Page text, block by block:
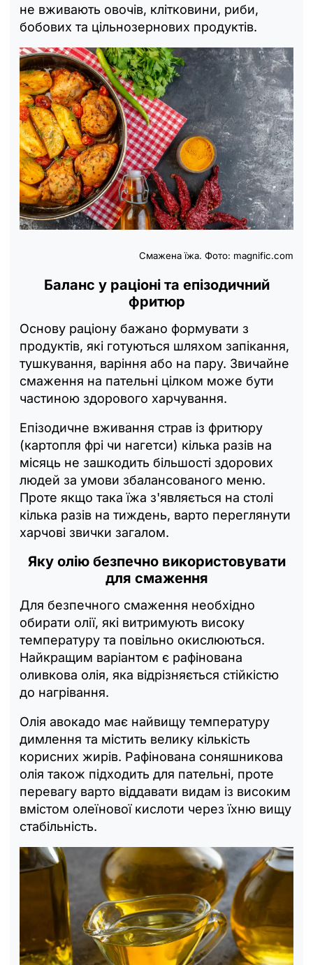
не вживають овочів, клітковини, риби,
бобових та цільнозернових продуктів.
Смажена їжа. Фото: magnific.com
Баланс у раціоні та епізодичний
фритюр
Основу раціону бажано формувати з
продуктів, які готуються шляхом запікання,
тушкування, варіння або на пару. Звичайне
смаження на пательні цілком може бути
частиною здорового харчування.
Епізодичне вживання страв із фритюру
(картопля фрі чи нагетси) кілька разів на
місяць не зашкодить більшості здорових
людей за умови збалансованого меню.
Проте якщо така їжа з'являється на столі
кілька разів на тиждень, варто переглянути
харчові звички загалом.
Яку олію безпечно використовувати
для смаження
Для безпечного смаження необхідно
обирати олії, які витримують високу
температуру та повільно окислюються.
Найкращим варіантом є рафінована
оливкова олія, яка відрізняється стійкістю
до нагрівання.
Олія авокадо має найвищу температуру
димлення та містить велику кількість
корисних жирів. Рафінована соняшникова
олія також підходить для пательні, проте
перевагу варто віддавати видам із високим
вмістом олеїнової кислоти через їхню вищу
стабільність.